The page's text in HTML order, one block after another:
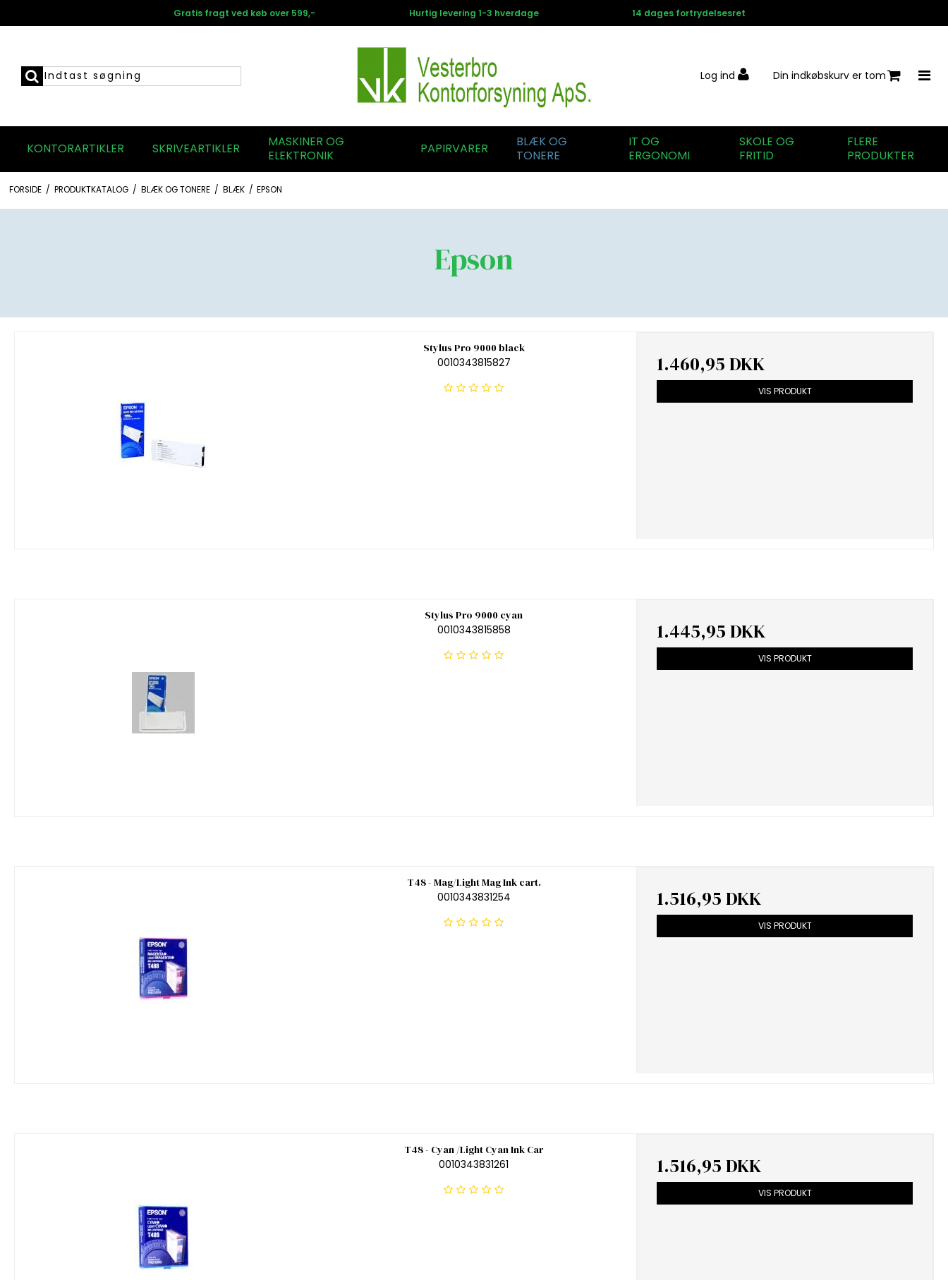
Gratis fragt ved køb over 599,- Hurtig levering 1-3 hverdage 14 dages fortrydelsesret
Log ind Din indkøbskurv er tom
KONTORARTIKLER SKRIVEARTIKLER
MASKINER OG
ELEKTRONIK
PAPIRVARER
BLÆK OG
TONERE
IT OG
ERGONOMI
SKOLE OG
FRITID
FLERE
PRODUKTER
FORSIDE / PRODUKTKATALOG / BLÆK OG TONERE / BLÆK / EPSON
Epson
Stylus Pro 9000 black
0010343815827
1.460,95 DKK
VIS PRODUKT
Stylus Pro 9000 cyan
0010343815858
1.445,95 DKK
VIS PRODUKT
T48 - Mag/Light Mag Ink cart.
0010343831254
1.516,95 DKK
VIS PRODUKT
T48 - Cyan /Light Cyan Ink Car
0010343831261
1.516,95 DKK
VIS PRODUKT